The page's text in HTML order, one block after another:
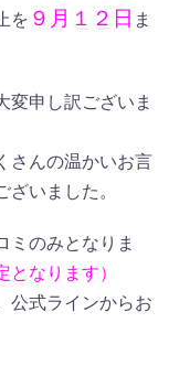
を ９月１２日 ま
変申し訳ございま
さんの温かいお言
いました。
ミのみとなりま
となります）
公式ラインからお